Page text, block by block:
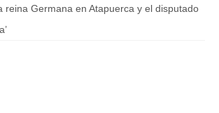
reina Germana en Atapuerca y el disputado